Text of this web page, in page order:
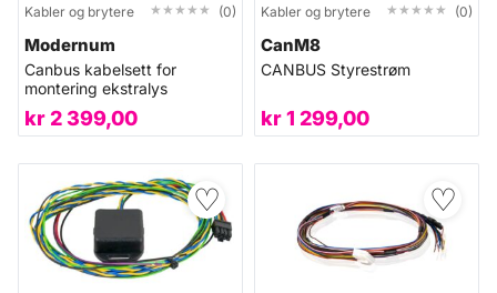
Kabler og brytere ★★★★★
★★★★★ (0)
Modernum
Canbus kabelsett for
montering ekstralys
kr2 399,00
Kabler og brytere ★★★★★
★★★★★ (0)
CanM8
CANBUS Styrestrøm
kr1 299,00
♡ ♡